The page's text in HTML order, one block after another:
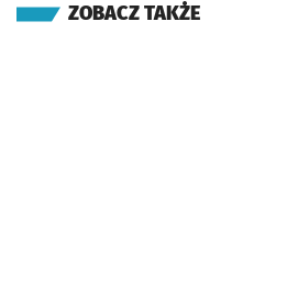
ZOBACZ TAKŻE